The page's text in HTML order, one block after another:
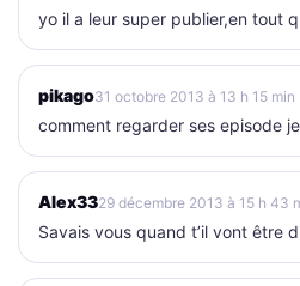
yo il a leur super publier,en tout
pikago31 octobre 2013 à 13 h 15 min
comment regarder ses episode
Alex3329 décembre 2013 à 15 h 43
Savais vous quand t’il vont être